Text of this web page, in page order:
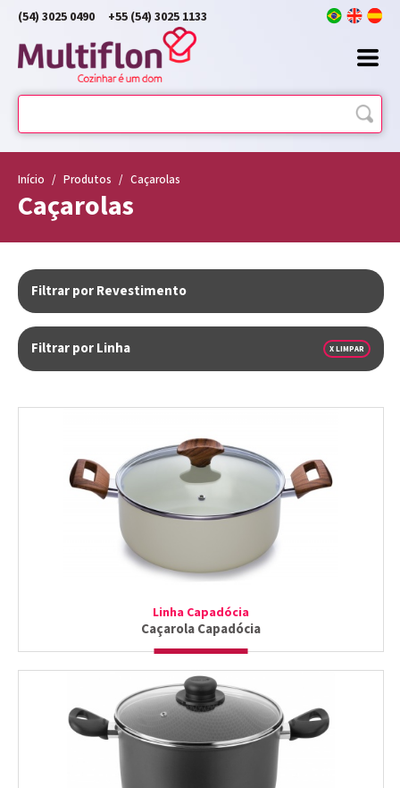
(54) 3025 0490 +55 (54) 3025 1133
Início / Produtos / Caçarolas
Caçarolas
Filtrar por Revestimento
Filtrar por Linha X LIMPAR
Linha Capadócia
Caçarola Capadócia